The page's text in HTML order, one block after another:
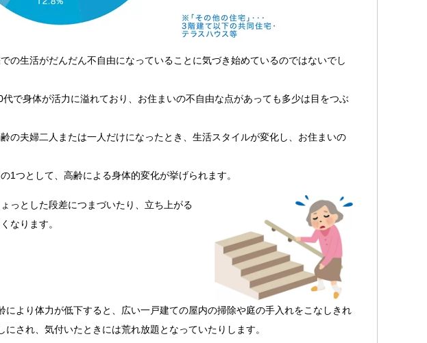
の生活がだんだん不自由になっていることに気づき始めているのではないでし
で身体が活力に溢れており、お住まいの不自由な点があっても多少は目をつぶ
の夫婦二人または一人だけになったとき、生活スタイルが変化し、お住まいの
1つとして、高齢による身体的変化が挙げられます。
っとした段差につまづいたり、立ち上がる
なります。
により体力が低下すると、広い一戸建ての屋内の掃除や庭の手入れをこなしきれ
にされ、気付いたときには荒れ放題となっていたりします。